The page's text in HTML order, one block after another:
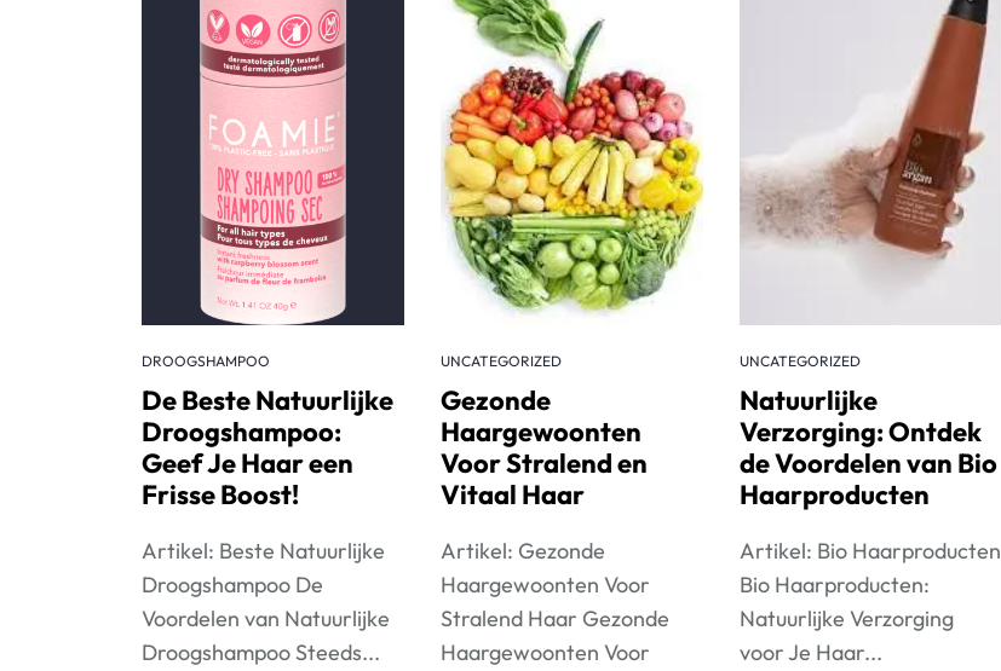
DROOGSHAMPOO
De Beste Natuurlijke
Droogshampoo:
Geef Je Haar een
Frisse Boost!
Artikel: Beste Natuurlijke
Droogshampoo De
Voordelen van Natuurlijke
Droogshampoo Steeds...
UNCATEGORIZED
Gezonde
Haargewoonten
Voor Stralend en
Vitaal Haar
Artikel: Gezonde
Haargewoonten Voor
Stralend Haar Gezonde
Haargewoonten Voor
UNCATEGORIZED
Natuurlijke
Verzorging: Ontdek
de Voordelen van Bio
Haarproducten
Artikel: Bio Haarproducten
Bio Haarproducten:
Natuurlijke Verzorging
voor Je Haar...